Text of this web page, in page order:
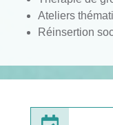
Ateliers
Réinsertion